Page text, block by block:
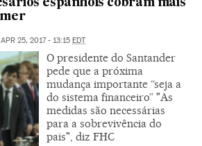
espanhóis cobram mais
APR 25, 2017 - 13:15 EDT
O presidente do Santander
pede que a próxima
mudança importante “seja a
do sistema financeiro” "As
medidas são necessárias
para a sobrevivência do
pais", diz FHC